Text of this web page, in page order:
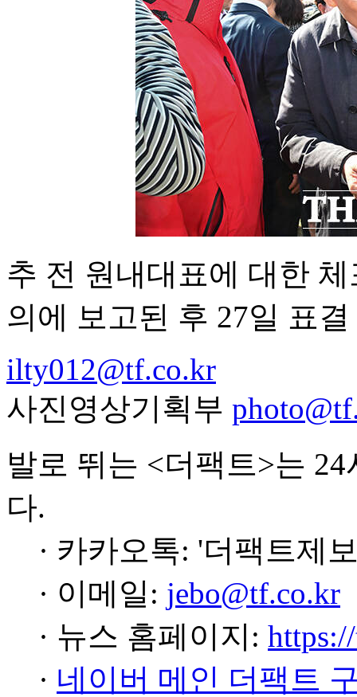
추 전 원내대표에 대한
의에 보고된 후 27일 표
ilty012@tf.co.kr
사진영상기획부
발로 뛰는 <더팩트>는
다.
· 카카오톡: '더팩트제
· 이메일: jebo@tf.co.kr
· 뉴스 홈페이지:
· 네이버 메인 더팩트